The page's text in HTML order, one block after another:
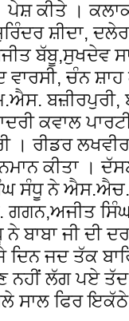
ਪੇਸ਼ ਕੀਤੇ ।
ਸ਼ੀਦਾ,
ਬੱਬੂ,ਸੁਖਦੇਵ
ਚੰਨ ਸ਼ਾਹ
ਬਜ਼ੀਰਪੁਰੀ,
ਕਵਾਲ
। ਰੀਡਰ
ਕੀਤਾ ।
ਸੰਧੂ ਨੇ
ਗਗਨ,ਅਜੀਤ
ਬਾਬਾ ਜੀ ਦੀ
ਜਦ ਤੱਕ
ਨਹੀਂ ਲੱਗ ਪਏ
ਸਾਲ ਫਿਰ